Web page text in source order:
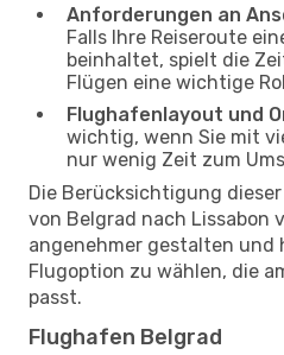
Anforderungen an
Falls Ihre Reiseroute
beinhaltet, spielt die
Flügen eine wichtige
Flughafenlayout und
wichtig, wenn Sie mit
nur wenig Zeit zum
Die Berücksichtigung
von Belgrad nach Lissabon
angenehmer gestalten und
Flugoption zu wählen, die
passt.
Flughafen Belgrad